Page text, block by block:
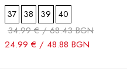
37 38 39 40
34.99 € / 68.43 BGN
24.99 € / 48.88 BGN